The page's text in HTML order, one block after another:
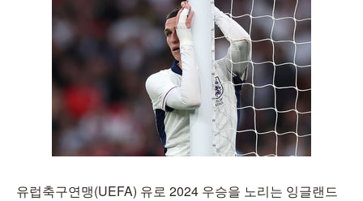
유럽축구연맹(UEFA) 유로 2024 우승을 노리는 잉글랜드